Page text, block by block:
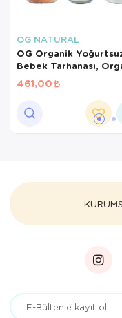
OG NATURAL
OG Organik
Bebek Tarhanası,
İrmik, Pirinç Unu +6 Ay
461,00